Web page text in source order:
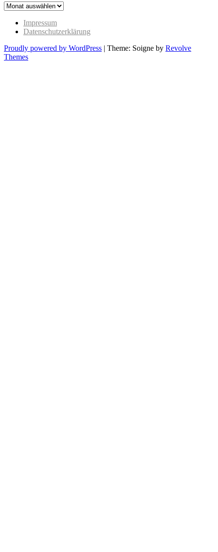
The
Impressum
Datenschutzerklärung
Proudly powered by WordPress | Theme: Soigne by Revolve
Themes